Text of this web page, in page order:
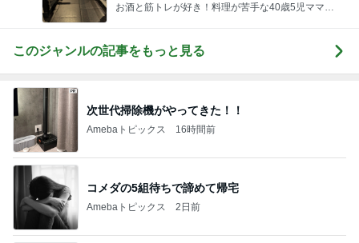
お酒と筋トレが好き！料理が苦手な40歳5児ママ主
このジャンルの記事をもっと見る
次世代掃除機がやってきた！！
Amebaトピックス 16時間前
コメダの5組待ちで諦めて帰宅
Amebaトピックス 2日前